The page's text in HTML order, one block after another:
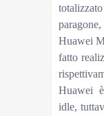
Huawei
fatto
Huawei
idle,